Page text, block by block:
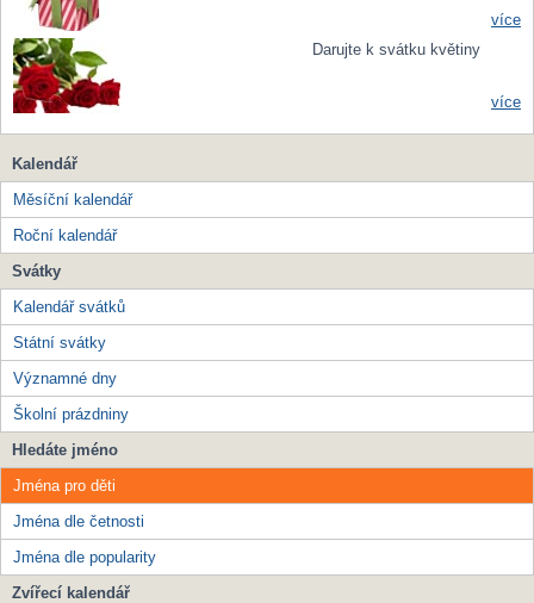
více
Darujte k svátku květiny
více
Kalendář
Měsíční kalendář
Roční kalendář
Svátky
Kalendář svátků
Státní svátky
Významné dny
Školní prázdniny
Hledáte jméno
Jména pro děti
Jména dle četnosti
Jména dle popularity
Zvířecí kalendář